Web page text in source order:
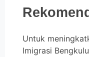
Untuk
Imigrasi